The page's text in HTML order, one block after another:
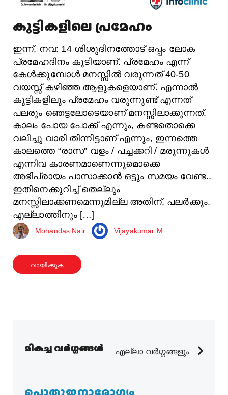
കുട്ടികളിലെ പ്രമേഹം
ഇന്ന്, നവ: 14 ശിശുദിനത്തോട് ഒപ്പം ലോക
പ്രമേഹദിനം കൂടിയാണ്. പ്രമേഹം എന്ന്
കേൾക്കുമ്പോൾ മനസ്സിൽ വരുന്നത് 40-50
വയസ്സ് കഴിഞ്ഞ ആളുകളെയാണ്. എന്നാൽ
കുട്ടികളിലും പ്രമേഹം വരുന്നുണ്ട് എന്നത്
പലരും ഞെട്ടലോടെയാണ് മനസ്സിലാക്കുന്നത്.
കാലം പോയ പോക്ക് എന്നും, കണ്ടതൊക്കെ
വലിച്ചു വാരി തിന്നിട്ടാണ് എന്നും, ഇന്നത്തെ
കാലത്തെ “രാസ” വളം / പച്ചക്കറി / മരുന്നുകൾ
എന്നിവ കാരണമാണെന്നുമൊക്കെ
അഭിപ്രായം പാസാക്കാൻ ഒട്ടും സമയം വേണ്ട..
ഇതിനെക്കുറിച്ച് തെല്ലും
മനസ്സിലാക്കണമെന്നുമില്ല അതിന്, പലർക്കും.
എല്ലാത്തിനും […]
Mohandas Nair Vijayakumar M
വായിക്കുക
മികച്ച വർഗ്ഗങ്ങൾ എല്ലാ വർഗ്ഗങ്ങളും